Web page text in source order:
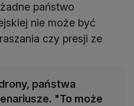
państwo
nie może być
czy presji ze
państwa
"To może